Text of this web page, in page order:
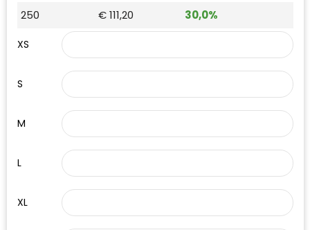
250
€ 111,20 30,0%
XS
S
M
L
XL